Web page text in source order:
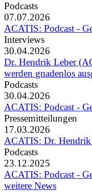
Podcasts
07.07.2026
ACATIS: Podcast -
Interviews
30.04.2026
Dr. Hendrik Leber
werden gnadenlos
Podcasts
30.04.2026
ACATIS: Podcast -
Pressemitteilungen
17.03.2026
ACATIS: Dr.
Podcasts
23.12.2025
ACATIS: Podcast -
weitere News